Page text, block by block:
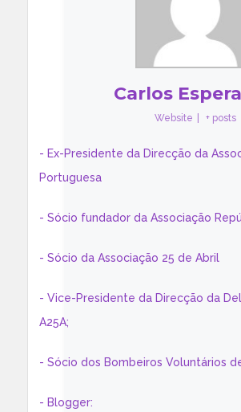
Carlos
Website + posts
- Ex-Presidente da Direcção da
Portuguesa
- Sócio fundador da Associação
- Sócio da Associação 25 de Abril
- Vice-Presidente da Direcção da
A25A;
- Sócio dos Bombeiros Voluntários
- Blogger: